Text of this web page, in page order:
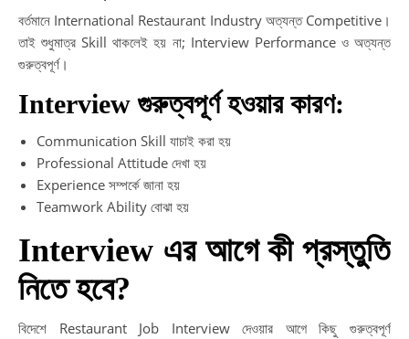
বর্তমানে International Restaurant Industry অত্যন্ত Competitive।
তাই শুধুমাত্র Skill থাকলেই হয় না; Interview Performance ও অত্যন্ত
গুরুত্বপূর্ণ।
Interview গুরুত্বপূর্ণ হওয়ার কারণ:
Communication Skill যাচাই করা হয়
Professional Attitude দেখা হয়
Experience সম্পর্কে জানা হয়
Teamwork Ability বোঝা হয়
Interview এর আগে কী প্রস্তুতি
নিতে হবে?
বিদেশে Restaurant Job Interview দেওয়ার আগে কিছু গুরুত্বপূর্ণ